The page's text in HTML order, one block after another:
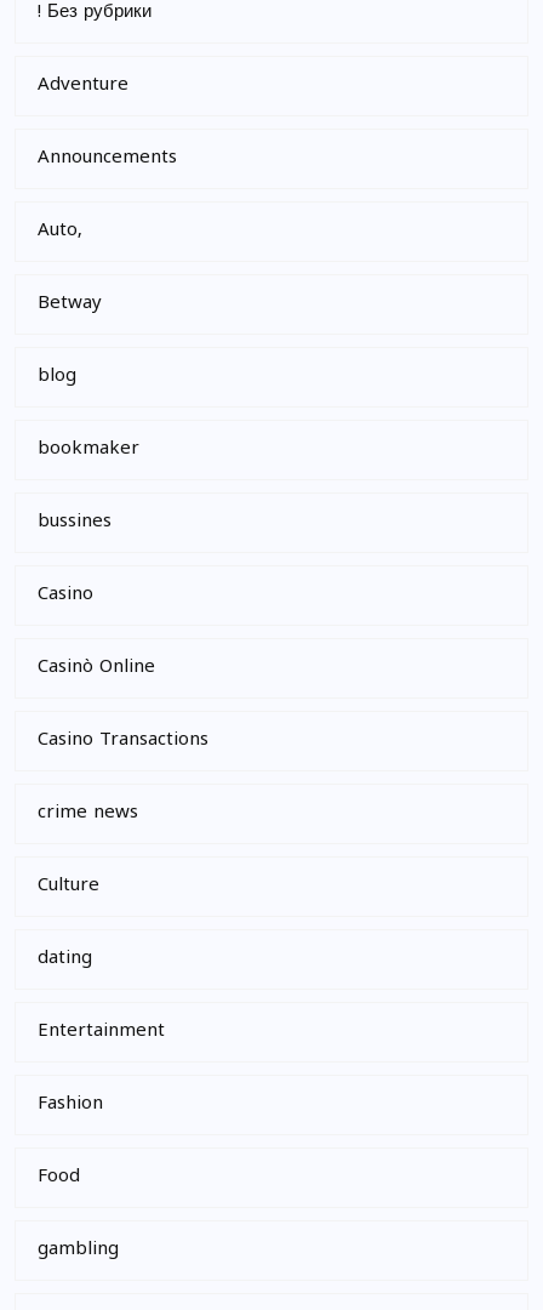
! Без рубрики
Adventure
Announcements
Auto,
Betway
blog
bookmaker
bussines
Casino
Casinò Online
Casino Transactions
crime news
Culture
dating
Entertainment
Fashion
Food
gambling